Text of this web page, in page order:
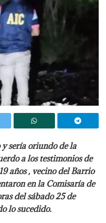
sería oriundo de la
a los testimonios de
años , vecino del Barrio
en la Comisaría de
del sábado 25 de
lo sucedido.